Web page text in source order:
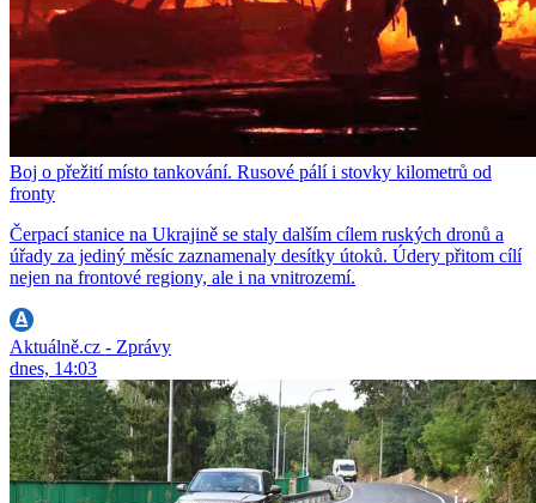
Boj o přežití místo tankování. Rusové pálí i stovky kilometrů od
fronty
Čerpací stanice na Ukrajině se staly dalším cílem ruských dronů a
úřady za jediný měsíc zaznamenaly desítky útoků. Údery přitom cílí
nejen na frontové regiony, ale i na vnitrozemí.
Aktuálně.cz - Zprávy
dnes, 14:03